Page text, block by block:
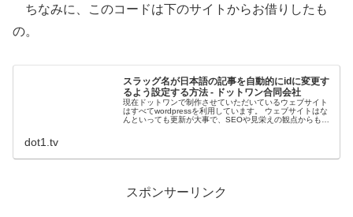
ちなみに、このコードは下のサイトからお借りしたも
の。
スラッグ名が日本語の記事を自動的にidに変更す
るよう設定する方法 - ドットワン合同会社
現在ドットワンで制作させていただいているウェブサイト
はすべてwordpressを利用しています。 ウェブサイトはな
んといっても更新が大事で、SEOや見栄えの観点からもク
dot1.tv
スポンサーリンク